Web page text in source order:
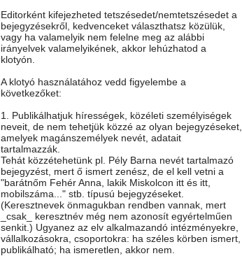
Editorként kifejezheted tetszésedet/nemtetszésedet a
bejegyzésekről, kedvenceket választhatsz közülük,
vagy ha valamelyik nem felelne meg az alábbi
irányelvek valamelyikének, akkor lehúzhatod a
klotyón.
A klotyó használatához vedd figyelembe a
következőket:
1. Publikálhatjuk hírességek, közéleti személyiségek
neveit, de nem tehetjük közzé az olyan bejegyzéseket,
amelyek magánszemélyek nevét, adatait
tartalmazzák.
Tehát közzétehetünk pl. Pély Barna nevét tartalmazó
bejegyzést, mert ő ismert zenész, de el kell vetni a
"barátnőm Fehér Anna, lakik Miskolcon itt és itt,
mobilszáma..." stb. típusú bejegyzéseket.
(Keresztnevek önmagukban rendben vannak, mert
_csak_ keresztnév még nem azonosít egyértelműen
senkit.) Ugyanez az elv alkalmazandó intézményekre,
vállalkozásokra, csoportokra: ha széles körben ismert,
publikálható; ha ismeretlen, akkor nem.